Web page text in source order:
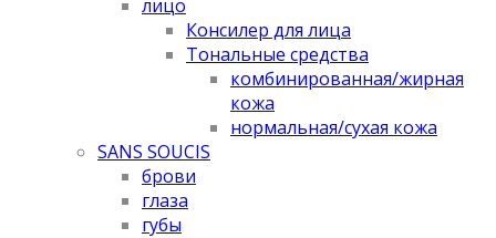
лицо
Консилер для лица
Тональные средства
комбинированная/жирная
кожа
нормальная/cухая кожа
SANS SOUCIS
брови
глаза
губы